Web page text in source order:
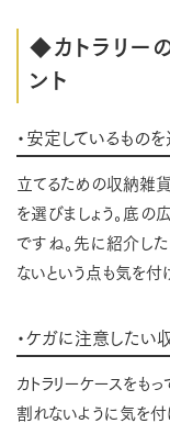
◆カトラリー
ント
・安定しているもの
立てるための収納雑
を選びましょう。底
ですね。先に紹介した
ないという点も気を付
・ケガに注意した
カトラリーケースをも
割れないように気を